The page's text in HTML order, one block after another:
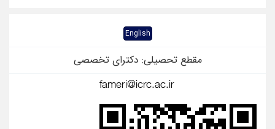
English
مقطع تحصیلی: دکترای تخصصی